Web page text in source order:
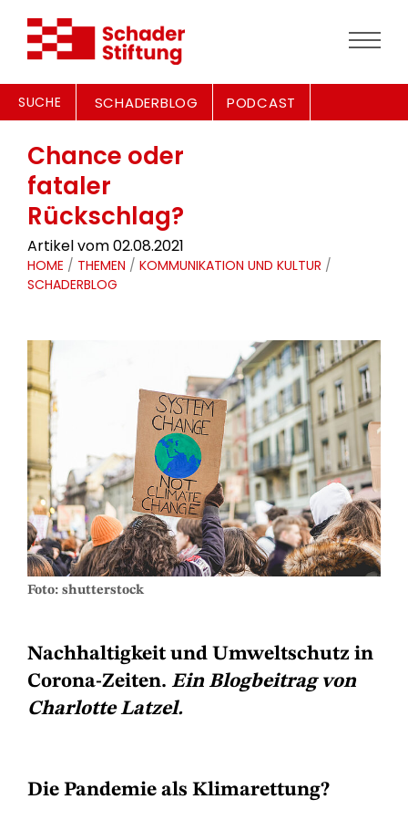
SUCHE SCHADERBLOG PODCAST
Chance oder
fataler
Rückschlag?
Artikel vom 02.08.2021
HOME / THEMEN / KOMMUNIKATION UND KULTUR /
SCHADERBLOG
Foto: shutterstock
Nachhaltigkeit und Umweltschutz in
Corona-Zeiten. Ein Blogbeitrag von
Charlotte Latzel.
Die Pandemie als Klimarettung?